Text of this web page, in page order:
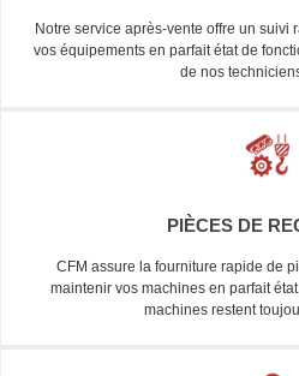
Notre service après-vente offre un suivi
vos équipements en parfait état de
de nos
PIÈCES DE
CFM assure la fourniture rapide de
maintenir vos machines en parfait
machines restent